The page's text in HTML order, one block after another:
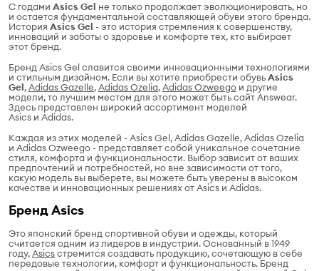
С годами Asics Gel не только продолжает эволюционировать, но
и остается фундаментальной составляющей обуви этого бренда.
История Asics Gel - это история стремления к совершенству,
инноваций и заботы о здоровье и комфорте тех, кто выбирает
этот бренд.
Бренд Asics Gel славится своими инновационными технологиями
и стильным дизайном. Если вы хотите приобрести обувьAsics
Gel,Adidas Gazelle,Adidas Ozelia,Adidas Ozweego и другие
модели, то лучшим местом для этого может быть сайт Answear.
Здесь представлен широкий ассортимент моделей
Asics и Adidas.
Каждая из этих моделей - Asics Gel, Adidas Gazelle, Adidas Ozelia
и Adidas Ozweego - представляет собой уникальное сочетание
стиля, комфорта и функциональности. Выбор зависит от ваших
предпочтений и потребностей, но вне зависимости от того,
какую модель вы выберете, вы можете быть уверены в высоком
качестве и инновационных решениях от Asics и Adidas.
Бренд Asics
Это японский бренд спортивной обуви и одежды, который
считается одним из лидеров в индустрии. Основанный в 1949
году,Asicsстремится создавать продукцию, сочетающую в себе
передовые технологии, комфорт и функциональность. Бренд